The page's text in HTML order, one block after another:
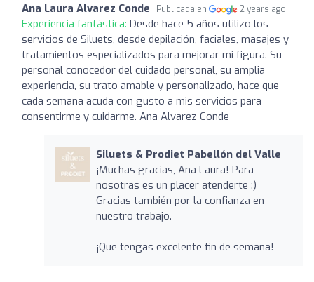
Ana Laura Alvarez Conde Publicada en 2 years ago
Experiencia fantástica: Desde hace 5 años utilizo los
servicios de Siluets, desde depilación, faciales, masajes y
tratamientos especializados para mejorar mi figura. Su
personal conocedor del cuidado personal, su amplia
experiencia, su trato amable y personalizado, hace que
cada semana acuda con gusto a mis servicios para
consentirme y cuidarme. Ana Alvarez Conde
Siluets & Prodiet Pabellón del Valle
¡Muchas gracias, Ana Laura! Para
nosotras es un placer atenderte :)
Gracias también por la confianza en
nuestro trabajo.
¡Que tengas excelente fin de semana!